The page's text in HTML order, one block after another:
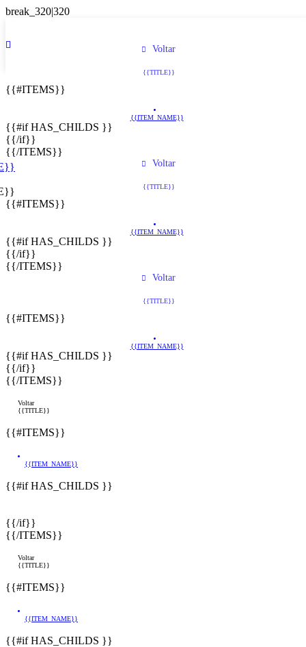
Voltar
{{TITLE}}
{{#ITEMS}}
{{ITEM_NAME}}
{{#if HAS_CHILDS }}
{{/if}}
{{/ITEMS}}
Voltar
{{TITLE}}
{{#ITEMS}}
{{ITEM_NAME}}
{{#if HAS_CHILDS }}
{{/if}}
{{/ITEMS}}
Voltar
{{TITLE}}
{{#ITEMS}}
{{ITEM_NAME}}
{{#if HAS_CHILDS }}
{{/if}}
{{/ITEMS}}
Voltar
{{TITLE}}
{{#ITEMS}}
{{ITEM_NAME}}
{{#if HAS_CHILDS }}
{{/if}}
{{/ITEMS}}
Voltar
{{TITLE}}
{{#ITEMS}}
{{ITEM_NAME}}
{{#if HAS_CHILDS }}